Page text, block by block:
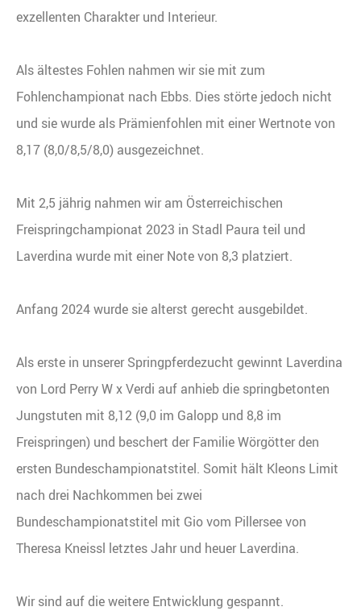
exzellenten Charakter und Interieur.
Als ältestes Fohlen nahmen wir sie mit zum
Fohlenchampionat nach Ebbs. Dies störte jedoch nicht
und sie wurde als Prämienfohlen mit einer Wertnote von
8,17 (8,0/8,5/8,0) ausgezeichnet.
Mit 2,5 jährig nahmen wir am Österreichischen
Freispringchampionat 2023 in Stadl Paura teil und
Laverdina wurde mit einer Note von 8,3 platziert.
Anfang 2024 wurde sie alterst gerecht ausgebildet.
Als erste in unserer Springpferdezucht gewinnt Laverdina
von Lord Perry W x Verdi auf anhieb die springbetonten
Jungstuten mit 8,12 (9,0 im Galopp und 8,8 im
Freispringen) und beschert der Familie Wörgötter den
ersten Bundeschampionatstitel. Somit hält Kleons Limit
nach drei Nachkommen bei zwei
Bundeschampionatstitel mit Gio vom Pillersee von
Theresa Kneissl letztes Jahr und heuer Laverdina.
Wir sind auf die weitere Entwicklung gespannt.